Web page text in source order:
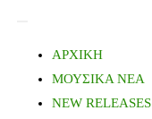
ΑΡΧΙΚΗ
ΜΟΥΣΙΚΑ ΝΕΑ
NEW RELEASES